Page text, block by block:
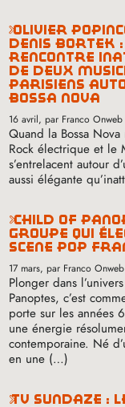
olivier popincourt &
denis bortek :
rencontre
de deux
parisiens
bossa nova
16 avril, par Franco Onweb
Quand la Bossa
Rock électrique et le
s’entrelacent autour
aussi élégante
child of panoptes : un
groupe qui
scène pop
17 mars, par Franco Onweb
Plonger dans
Panoptes, c’est
porte sur les années
une énergie
contemporaine. Né
en une (…)
tv sundaze : le rock